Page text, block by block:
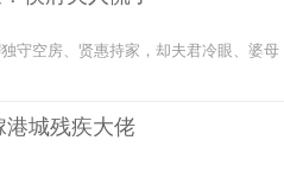
守空房、贤惠持家，却夫君冷眼、婆母
港城残疾大佬